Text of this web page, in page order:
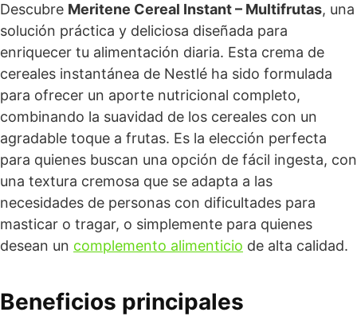
Descubre Meritene Cereal Instant – Multifrutas, una
solución práctica y deliciosa diseñada para
enriquecer tu alimentación diaria. Esta crema de
cereales instantánea de Nestlé ha sido formulada
para ofrecer un aporte nutricional completo,
combinando la suavidad de los cereales con un
agradable toque a frutas. Es la elección perfecta
para quienes buscan una opción de fácil ingesta, con
una textura cremosa que se adapta a las
necesidades de personas con dificultades para
masticar o tragar, o simplemente para quienes
desean un complemento alimenticio de alta calidad.
Beneficios principales